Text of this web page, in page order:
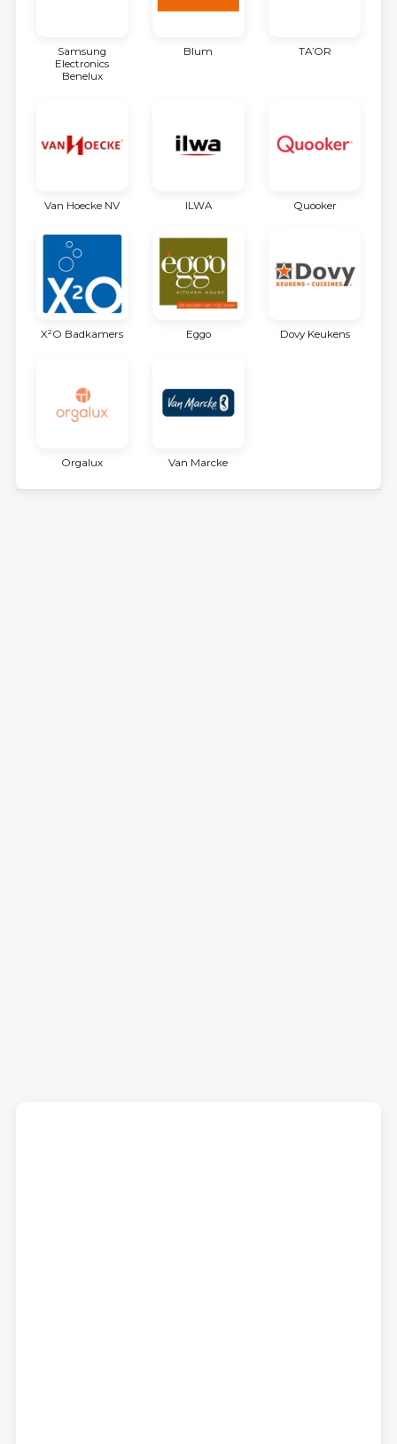
Samsung
Electronics
Benelux
Blum TA’OR
Van Hoecke NV ILWA Quooker
X²O Badkamers Eggo Dovy Keukens
Orgalux Van Marcke